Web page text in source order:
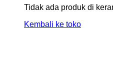
Tidak ada produk di
Kembali ke toko